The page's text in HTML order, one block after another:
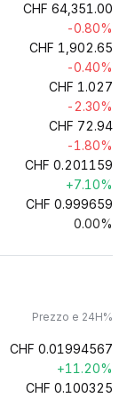
CHF 64,351.00
-0.80%
CHF 1,902.65
-0.40%
CHF 1.027
-2.30%
CHF 72.94
-1.80%
CHF 0.201159
+7.10%
CHF 0.999659
0.00%
Prezzo e 24H%
CHF 0.01994567
+11.20%
CHF 0.100325